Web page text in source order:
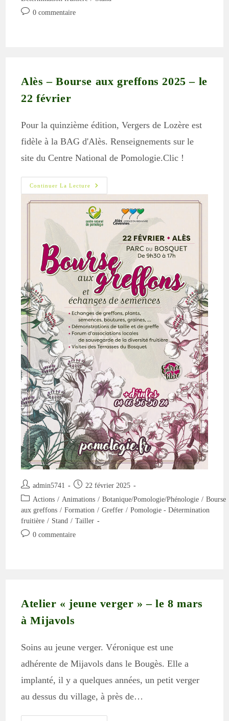
publication :
Commentaires
0 commentaire
Alès – Bourse aux greffons 2025 – le
22 février
Pour la quinzième édition, Vergers de Lozère est
fidèle à la BAG d'Alès. Renseignements sur le
site du Centre National de Pomologie.Clic !
Continuer La Lecture
Alès
–
Bourse
Aux
Greffons
2025
–
Février
Auteur/autrice
de
publication :
admin5741
Publication
publiée :
22 février 2025
Post
category:
Actions / Animations / Botanique/Pomologie/Phénologie / Bourse
aux greffons / Formation / Greffer / Pomologie - Détermination
fruitière / Stand / Tailler
Commentaires
0 commentaire
Atelier « jeune verger » – le 8 mars
à Mijavols
Soins au jeune verger. Véronique est une
adhérente de Mijavols dans le Bougès. Elle a
implanté, il y a quelques années, un petit verger
au dessus du village, à près de…